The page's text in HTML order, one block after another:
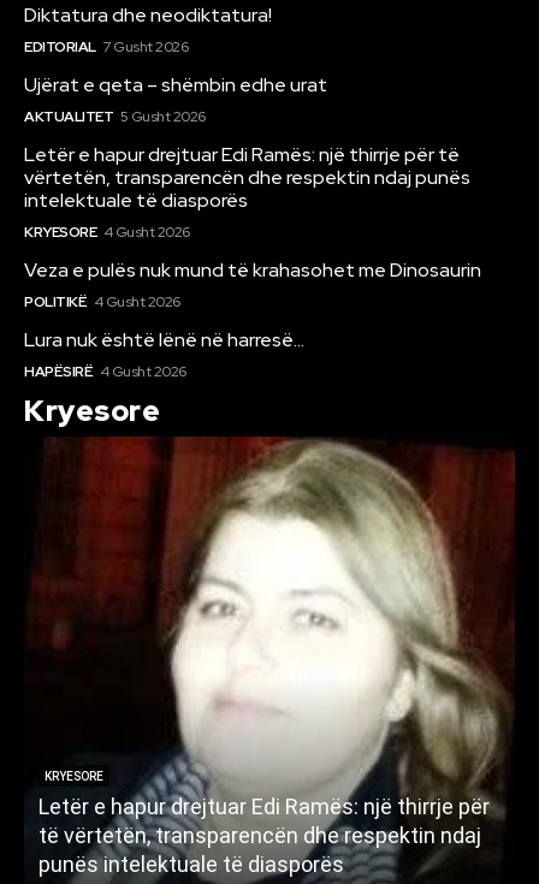
Diktatura dhe neodiktatura!
EDITORIAL 7 Gusht 2026
Ujërat e qeta – shëmbin edhe urat
AKTUALITET 5 Gusht 2026
Letër e hapur drejtuar Edi Ramës: një thirrje për të
vërtetën, transparencën dhe respektin ndaj punës
intelektuale të diasporës
KRYESORE 4 Gusht 2026
Veza e pulës nuk mund të krahasohet me Dinosaurin
POLITIKË 4 Gusht 2026
Lura nuk është lënë në harresë…
HAPËSIRË 4 Gusht 2026
Kryesore
KRYESORE
Letër e hapur drejtuar Edi Ramës: një thirrje për
të vërtetën, transparencën dhe respektin ndaj
punës intelektuale të diasporës